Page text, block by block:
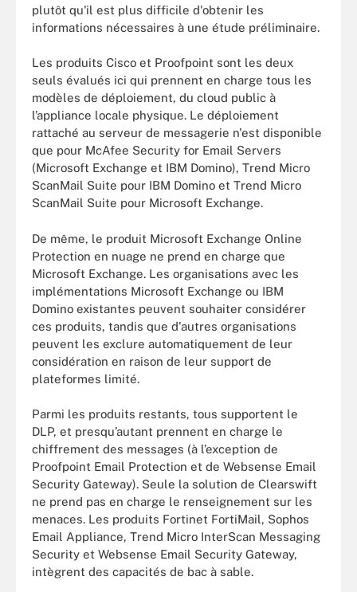
plutôt qu'il est plus difficile d'obtenir les
informations nécessaires à une étude préliminaire.
Les produits Cisco et Proofpoint sont les deux
seuls évalués ici qui prennent en charge tous les
modèles de déploiement, du cloud public à
l’appliance locale physique. Le déploiement
rattaché au serveur de messagerie n'est disponible
que pour McAfee Security for Email Servers
(Microsoft Exchange et IBM Domino), Trend Micro
ScanMail Suite pour IBM Domino et Trend Micro
ScanMail Suite pour Microsoft Exchange.
De même, le produit Microsoft Exchange Online
Protection en nuage ne prend en charge que
Microsoft Exchange. Les organisations avec les
implémentations Microsoft Exchange ou IBM
Domino existantes peuvent souhaiter considérer
ces produits, tandis que d'autres organisations
peuvent les exclure automatiquement de leur
considération en raison de leur support de
plateformes limité.
Parmi les produits restants, tous supportent le
DLP, et presqu’autant prennent en charge le
chiffrement des messages (à l’exception de
Proofpoint Email Protection et de Websense Email
Security Gateway). Seule la solution de Clearswift
ne prend pas en charge le renseignement sur les
menaces. Les produits Fortinet FortiMail, Sophos
Email Appliance, Trend Micro InterScan Messaging
Security et Websense Email Security Gateway,
intègrent des capacités de bac à sable.